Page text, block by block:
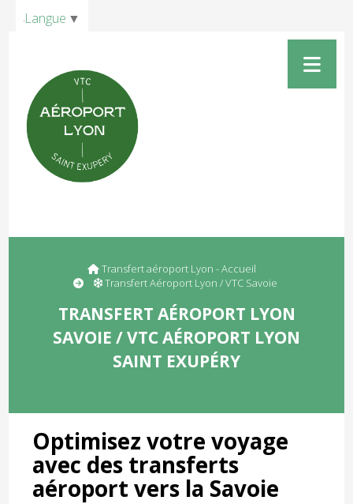
Transfert aéroport Lyon - Accueil
Transfert Aéroport Lyon / VTC Savoie
TRANSFERT AÉROPORT LYON
SAVOIE / VTC AÉROPORT LYON
SAINT EXUPÉRY
Optimisez votre voyage
avec des transferts
aéroport vers la Savoie
Langue ▼